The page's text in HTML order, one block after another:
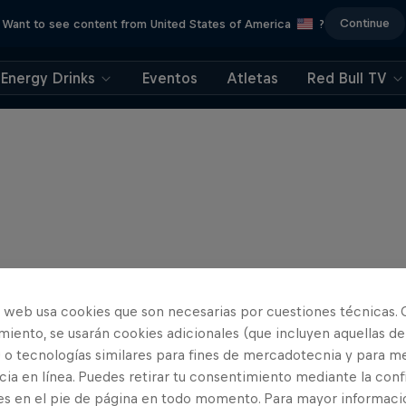
Want to see content from United States of America ? Continue
Energy Drinks Eventos Atletas Red Bull TV
web usa cookies que son necesarias por cuestiones técnicas.
se usarán cookies adicionales (que incluyen aquellas de
tecnologías similares para fines de mercadotecnia y para
en línea. Puedes retirar tu consentimiento mediante la
en el pie de página en todo momento. Para mayor